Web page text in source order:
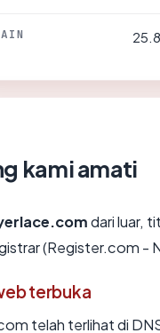
kami amati
dari luar,
(Register.com -
terbuka
telah terlihat di